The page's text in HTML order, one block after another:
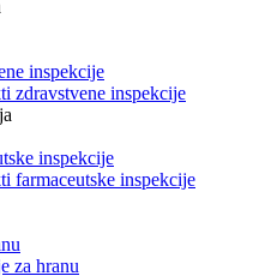
inspekcije
zdravstvene inspekcije
inspekcije
farmaceutske inspekcije
za hranu